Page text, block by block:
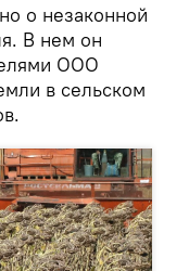
о незаконной
В нем он
ООО
в сельском